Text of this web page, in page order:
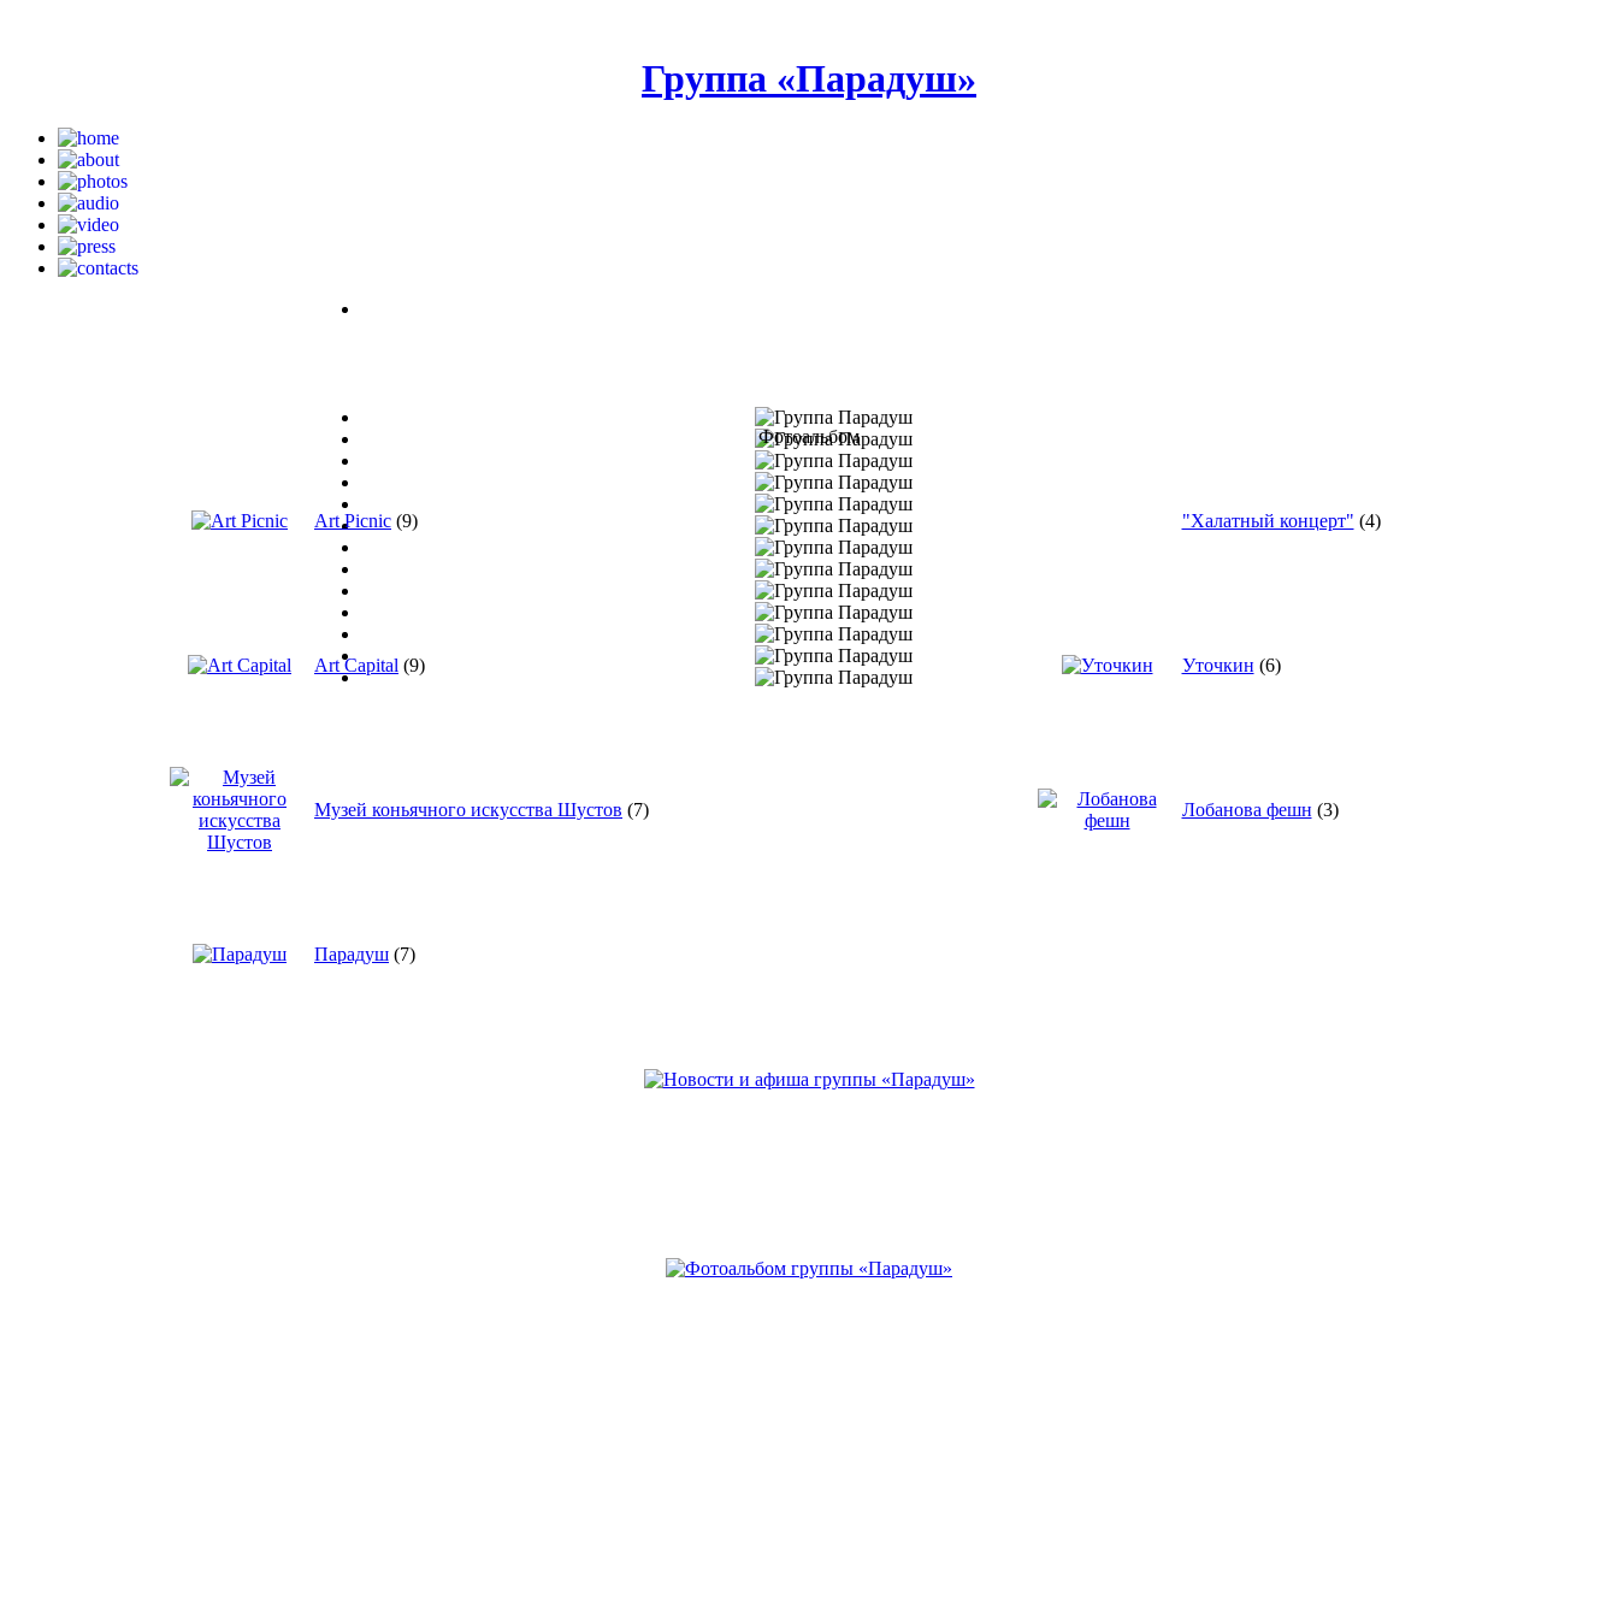
Группа «Парадуш»
Фотоальбом
Art Picnic (9)
Art Capital (9)
Музей коньячного искусства Шустов (7)
Парадуш (7)
"Халатный концерт" (4)
Уточкин (6)
Лобанова фешн (3)